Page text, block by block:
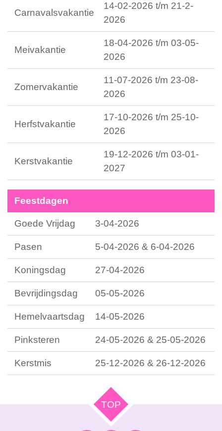
Carnavalsvakantie
14-02-2026 t/m 21-2-
2026
Meivakantie
18-04-2026 t/m 03-05-
2026
Zomervakantie
11-07-2026 t/m 23-08-
2026
Herfstvakantie
17-10-2026 t/m 25-10-
2026
Kerstvakantie
19-12-2026 t/m 03-01-
2027
Feestdagen
Goede Vrijdag 3-04-2026
Pasen 5-04-2026 & 6-04-2026
Koningsdag 27-04-2026
Bevrijdingsdag 05-05-2026
Hemelvaartsdag 14-05-2026
Pinksteren 24-05-2026 & 25-05-2026
Kerstmis 25-12-2026 & 26-12-2026
TOP